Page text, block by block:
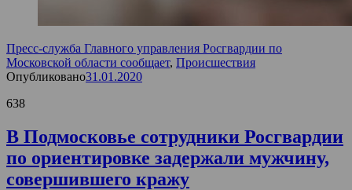
Пресс-служба Главного управления Росгвардии по
Московской области сообщает, Происшествия
Опубликовано31.01.2020
638
В Подмосковье сотрудники Росгвардии
по ориентировке задержали мужчину,
совершившего кражу